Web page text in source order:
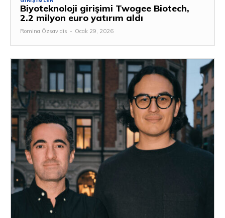
Biyoteknoloji girişimi Twogee Biotech,
2.2 milyon euro yatırım aldı
Romina Özsavidis - Ocak 29, 2026